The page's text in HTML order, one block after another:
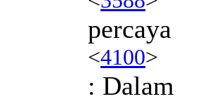
percaya
<4100>
: Dalam